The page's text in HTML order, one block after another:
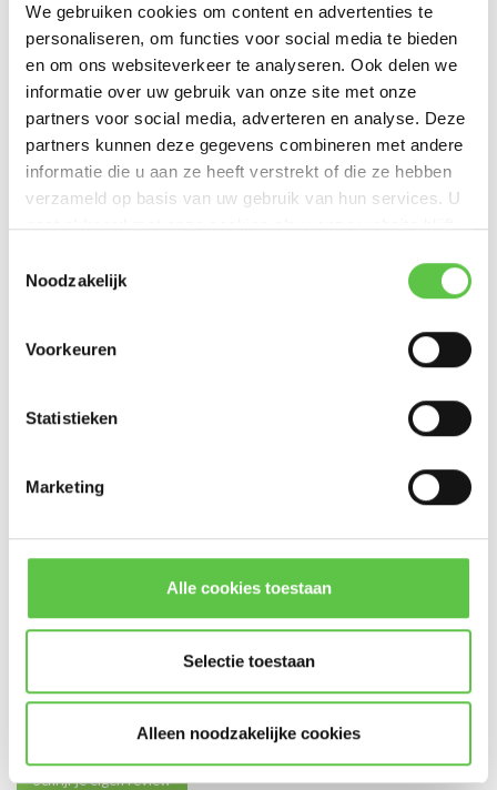
We gebruiken cookies om content en advertenties te
personaliseren, om functies voor social media te bieden
en om ons websiteverkeer te analyseren. Ook delen we
informatie over uw gebruik van onze site met onze
partners voor social media, adverteren en analyse. Deze
partners kunnen deze gegevens combineren met andere
informatie die u aan ze heeft verstrekt of die ze hebben
verzameld op basis van uw gebruik van hun services. U
gaat akkoord met onze cookies als u onze website blijft
Noodzakelijk
Voorkeuren
Statistieken
Marketing
Alle cookies toestaan
Selectie toestaan
Alleen noodzakelijke cookies
Productspecificaties
Artikelnummer MA-ANT-21
SKU 2999762
EAN 810979012122
Bekijk ook
band...
Excl. btw
Reviews
Er zijn nog geen reviews geschreven over dit product..
Schrijf je eigen review
Updates, acties & productinformatie
Abonneer
* Lees hier de wettelijke beperkingen